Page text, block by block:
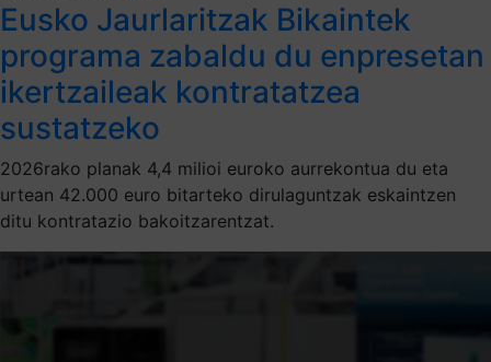
Eusko Jaurlaritzak Bikaintek
programa zabaldu du enpresetan
ikertzaileak kontratatzea
sustatzeko
2026rako planak 4,4 milioi euroko aurrekontua du eta
urtean 42.000 euro bitarteko dirulaguntzak eskaintzen
ditu kontratazio bakoitzarentzat.